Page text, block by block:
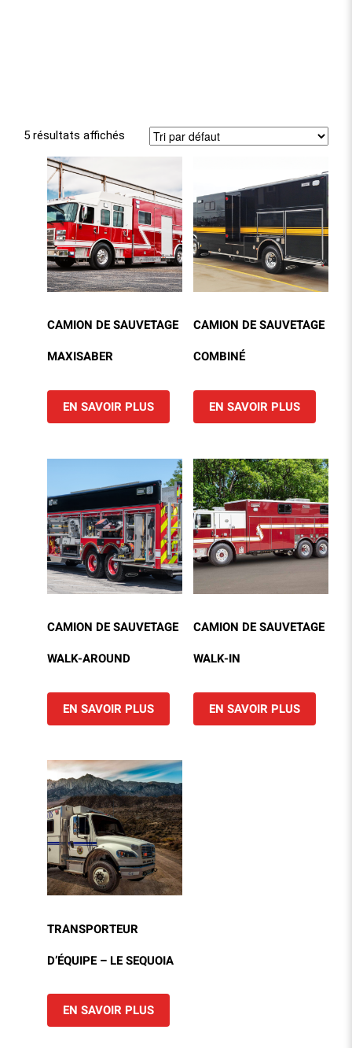
5 résultats affichés
CAMION DE SAUVETAGE
MAXISABER
EN SAVOIR PLUS
CAMION DE SAUVETAGE
COMBINÉ
EN SAVOIR PLUS
CAMION DE SAUVETAGE
WALK-AROUND
EN SAVOIR PLUS
CAMION DE SAUVETAGE
WALK-IN
EN SAVOIR PLUS
TRANSPORTEUR
D’ÉQUIPE – LE SEQUOIA
EN SAVOIR PLUS